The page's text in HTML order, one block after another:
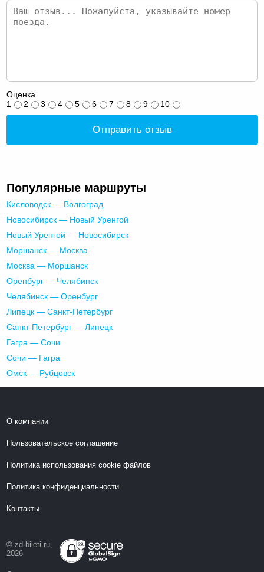
Оценка
1
2 3 4 5 6 7 8 9 10
Отправить отзыв
Популярные маршруты
Кисловодск — Волгоград
Новосибирск — Новый Уренгой
Новый Уренгой — Новосибирск
Моршанск — Москва
Москва — Моршанск
Оренбург — Челябинск
Челябинск — Оренбург
Липецк — Санкт-Петербург
Санкт-Петербург — Липецк
Гагра — Сочи
Сочи — Гагра
Омск — Рубцовск
О компании
Пользовательское соглашение
Политика использования cookie файлов
Политика конфиденциальности
Контакты
© zd-bileti.ru,
2026